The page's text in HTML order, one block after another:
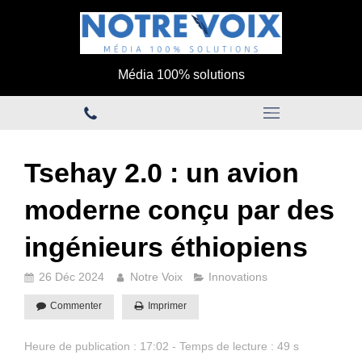
Média 100% solutions
Tsehay 2.0 : un avion
moderne conçu par des
ingénieurs éthiopiens
26 Déc 2024 Notre Voix Innovations
Commenter Imprimer
Heure de publication : 17:02 - Temps de lecture : 49 s